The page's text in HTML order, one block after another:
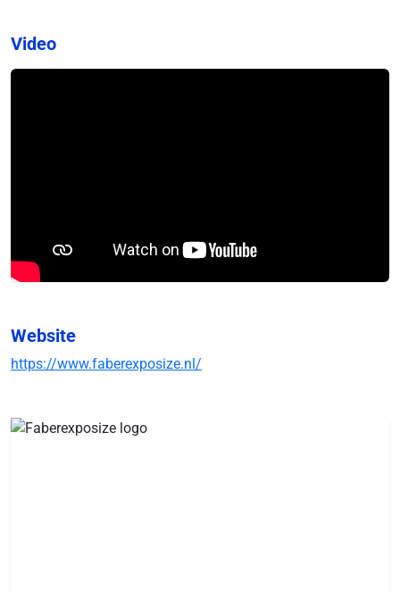
Video
Website
https://www.faberexposize.nl/